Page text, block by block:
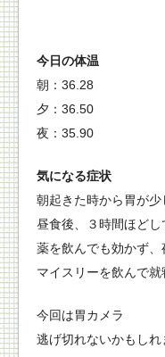
今日の体温
朝：36.28
夕：36.50
夜：35.90
気になる症状
朝起きた時から胃が少
昼食後、３時間ほどし
薬を飲んでも効かず、
マイスリーを飲んで就
今回は胃カメラ
逃げ切れないかもしれ